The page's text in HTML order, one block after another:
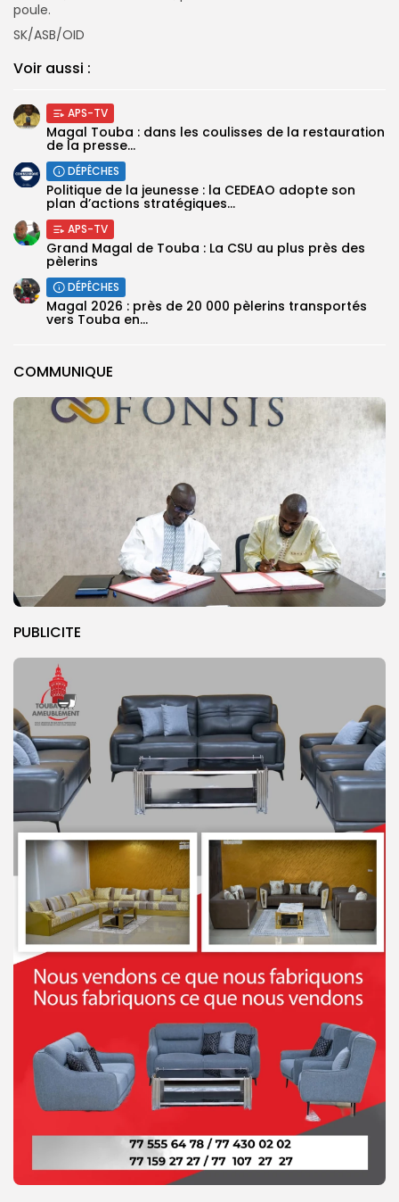
COMMUNIQUE
PUBLICITE
poule.
SK/ASB/OID
Voir aussi :
APS-TV
Magal Touba : dans les coulisses de la restauration
de la presse...
DÉPÊCHES
Politique de la jeunesse : la CEDEAO adopte son
plan d’actions stratégiques...
APS-TV
Grand Magal de Touba : La CSU au plus près des
pèlerins
DÉPÊCHES
Magal 2026 : près de 20 000 pèlerins transportés
vers Touba en...